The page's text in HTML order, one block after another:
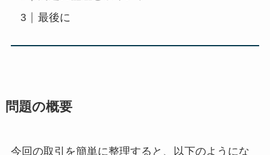
最後に
問題の概要
今回の取引を簡単に整理すると、以下のようにな